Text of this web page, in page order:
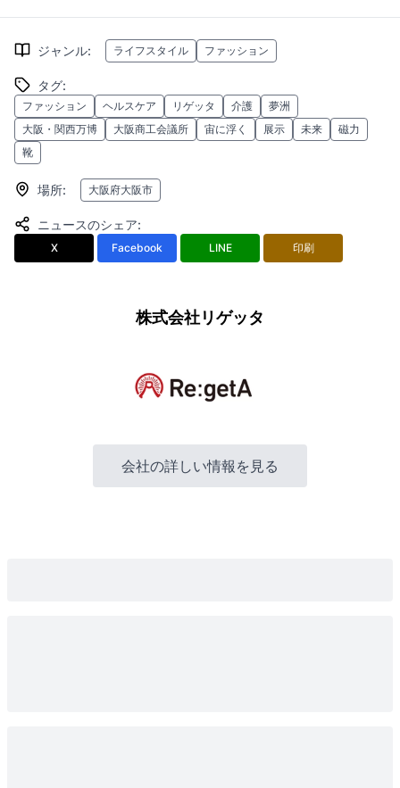
ジャンル: ライフスタイル ファッション
タグ:
ファッション ヘルスケア リゲッタ 介護
夢洲
大阪・関西万博
大阪商工会議所 宙に浮く 展示 未来
磁力
靴
場所: 大阪府大阪市
ニュースのシェア:
X Facebook LINE 印刷
株式会社リゲッタ
会社の詳しい情報を見る